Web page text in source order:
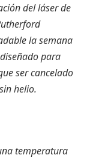
del láser de
la semana
para
ser cancelado
helio.
temperatura